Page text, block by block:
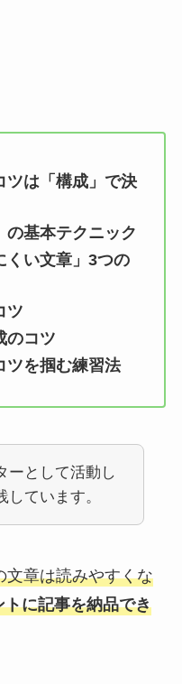
ツは「構成」で決
の基本テクニック
くい文章」3つの
ツ
のコツ
ツを掴む練習法
ーとして活動し
ています。
文章は読みやすくな
に記事を納品でき